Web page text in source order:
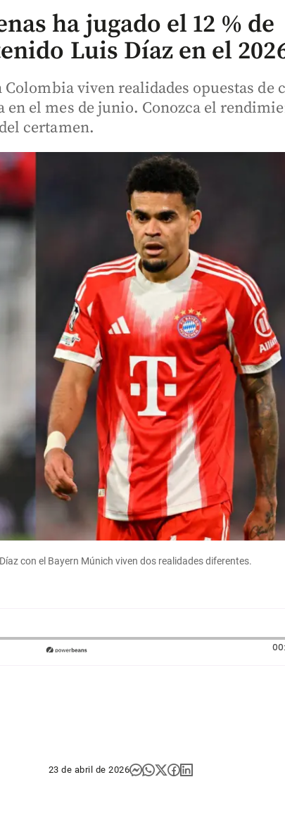
ha jugado el 12 % de
Luis Díaz en el
viven realidades opuestas de
en el mes de junio. Conozca el
certamen.
con el Bayern Múnich viven dos realidades diferentes.
23 de abril de 2026